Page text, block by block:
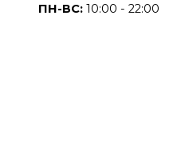
ПН-ВС: 10:00 - 22:00